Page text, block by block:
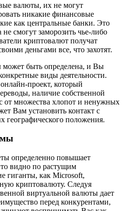
валюты, их не могут
никакие финансовые
как центральные банки. Это
не смогут заморозить чье-либо
криптовалют получат
деньгами все, что захотят.
быть определена, и Вы
виды деятельности.
проект, который
наличие собственной
от множества хлопот и ненужных
Вам установить контакт с
географического положения.
определенно повышает
видно по растущим
гиганты, как Microsoft,
криптовалюту. Следуя
виртуальной валюты дает
перед конкурентами,